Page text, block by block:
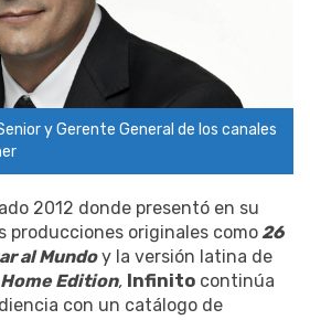
y Gerente General de los canales
2012 donde presentó en su
producciones originales como 26
al Mundoy la versión latina de
Edition, Infinito continúa
con un catálogo de